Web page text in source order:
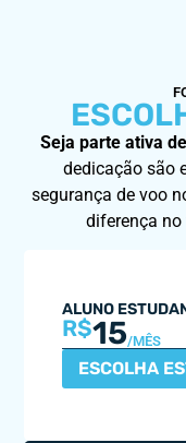
Seja parte ativa
dedicação são
segurança de voo
diferença
ALUNO
R$15/MÊS
ESCOLHA